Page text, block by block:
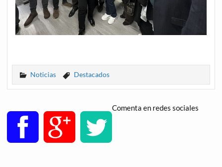
Noticias Destacados
Comenta en redes sociales